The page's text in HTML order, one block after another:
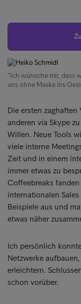
"Ich wünsche mir, dass
uns ohne Maske ins
Die ersten
anderen via Skype
Willen. Neue Tools
viele interne
Zeit und in einem
immer etwas zu
Coffeebreaks
internationalen
Beispiele aus und
etwas näher
Ich persönlich
Netzwerke
erleichtern.
schon vorüber.